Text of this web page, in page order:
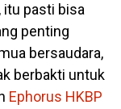
itu pasti bisa
penting
bersaudara,
berbakti untuk
Ephorus HKBP